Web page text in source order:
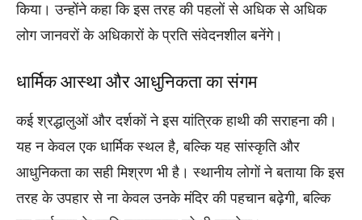
किया। उन्होंने कहा कि इस तरह की पहलों से अधिक से अधिक
लोग जानवरों के अधिकारों के प्रति संवेदनशील बनेंगे।
धार्मिक आस्था और आधुनिकता का संगम
कई श्रद्धालुओं और दर्शकों ने इस यांत्रिक हाथी की सराहना की।
यह न केवल एक धार्मिक स्थल है, बल्कि यह सांस्कृति और
आधुनिकता का सही मिश्रण भी है। स्थानीय लोगों ने बताया कि इस
तरह के उपहार से ना केवल उनके मंदिर की पहचान बढ़ेगी, बल्कि